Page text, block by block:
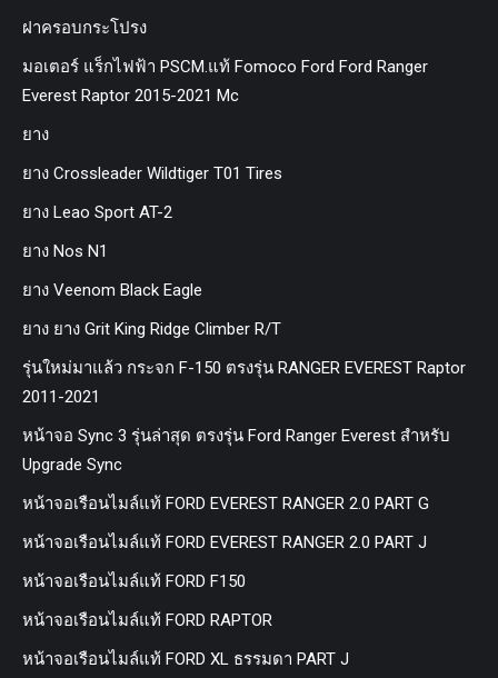
ฝาครอบกระโปรง
มอเตอร์ แร็กไฟฟ้า PSCM.แท้ Fomoco Ford Ford Ranger
Everest Raptor 2015-2021 Mc
ยาง
ยาง Crossleader Wildtiger T01 Tires
ยาง Leao Sport AT-2
ยาง Nos N1
ยาง Veenom Black Eagle
ยาง ยาง Grit King Ridge Climber R/T
รุ่นใหม่มาแล้ว กระจก F-150 ตรงรุ่น RANGER EVEREST Raptor
2011-2021
หน้าจอ Sync 3 รุ่นล่าสุด ตรงรุ่น Ford Ranger Everest สำหรับ
Upgrade Sync
หน้าจอเรือนไมล์แท้ FORD EVEREST RANGER 2.0 PART G
หน้าจอเรือนไมล์แท้ FORD EVEREST RANGER 2.0 PART J
หน้าจอเรือนไมล์แท้ FORD F150
หน้าจอเรือนไมล์แท้ FORD RAPTOR
หน้าจอเรือนไมล์แท้ FORD XL ธรรมดา PART J